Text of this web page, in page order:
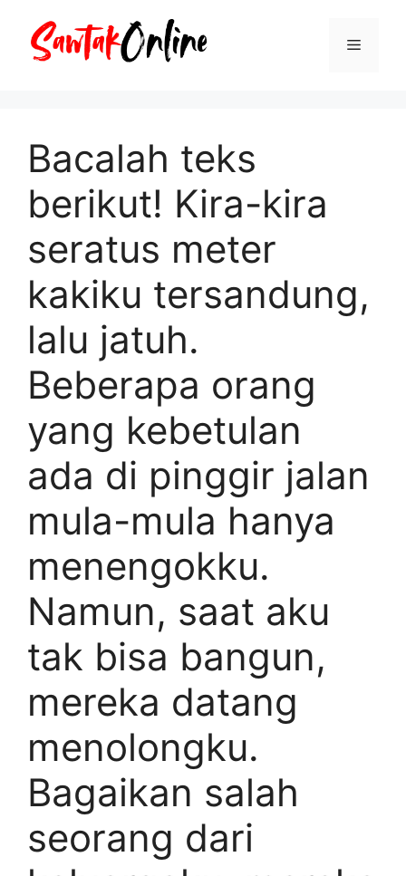
Menu
Bacalah teks
berikut! Kira-kira
seratus meter
kakiku tersandung,
lalu jatuh.
Beberapa orang
yang kebetulan
ada di pinggir jalan
mula-mula hanya
menengokku.
Namun, saat aku
tak bisa bangun,
mereka datang
menolongku.
Bagaikan salah
seorang dari